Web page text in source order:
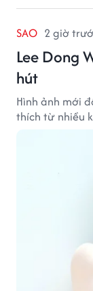
SAO 2 giờ
Lee Dong
hút
Hình ảnh mới
thích từ nhiều